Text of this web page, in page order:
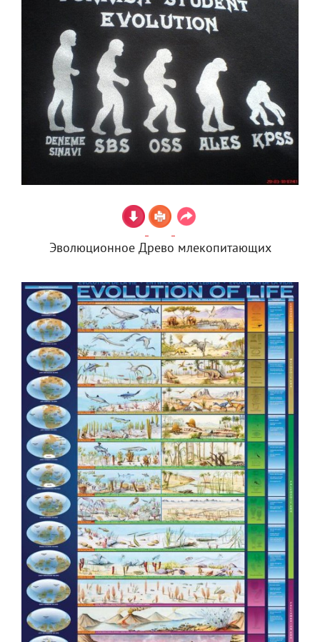
Эволюционное Древо млекопитающих